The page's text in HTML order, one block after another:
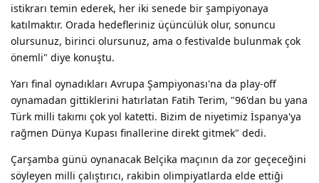
istikrarı temin ederek, her iki senede bir şampiyonaya
katılmaktır. Orada hedefleriniz üçüncülük olur, sonuncu
olursunuz, birinci olursunuz, ama o festivalde bulunmak çok
önemli" diye konuştu.
Yarı final oynadıkları Avrupa Şampiyonası'na da play-off
oynamadan gittiklerini hatırlatan Fatih Terim, "96'dan bu yana
Türk milli takımı çok yol katetti. Bizim de niyetimiz İspanya'ya
rağmen Dünya Kupası finallerine direkt gitmek" dedi.
Çarşamba günü oynanacak Belçika maçının da zor geçeceğini
söyleyen milli çalıştırıcı, rakibin olimpiyatlarda elde ettiği